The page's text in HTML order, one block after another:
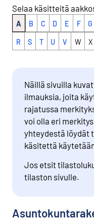
Selaa käsitteitä
A B C D E F G
R S T U V W X
Näillä sivuilla
ilmauksia, joita
rajatussa
voi olla eri
yhteydestä löydät
käsitettä
Jos etsit
tilaston sivulle.